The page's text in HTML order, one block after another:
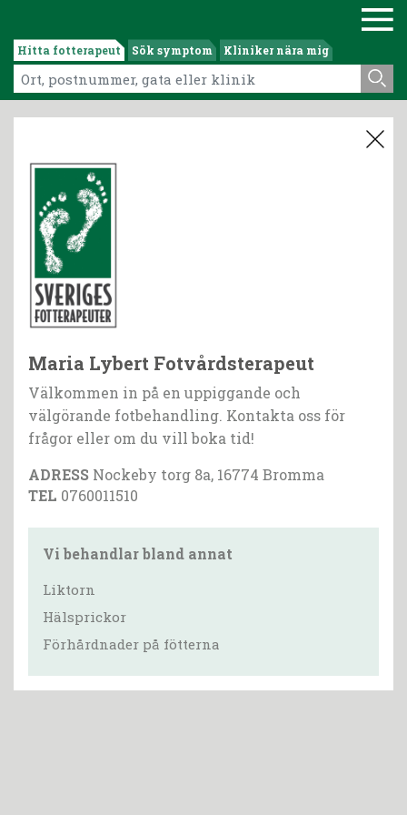
Hitta fotterapeut Sök symptom Kliniker nära mig
Maria Lybert Fotvårdsterapeut
Välkommen in på en uppiggande och
välgörande fotbehandling. Kontakta oss för
frågor eller om du vill boka tid!
ADRESS Nockeby torg 8a, 16774 Bromma
TEL 0760011510
Vi behandlar bland annat
Liktorn
Hälsprickor
Förhårdnader på fötterna